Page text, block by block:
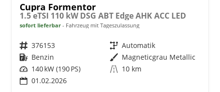
Cupra Formentor
1.5 eTSI 110 kW DSG ABT Edge AHK ACC LED
sofort lieferbar Fahrzeug mit Tageszulassung
Fahrzeugnr. 376153 Getriebe Automatik
Kraftstoff Benzin Außenfarbe Magneticgrau Metallic
Leistung 140 kW (190 PS) Kilometerstand 10 km
01.02.2026